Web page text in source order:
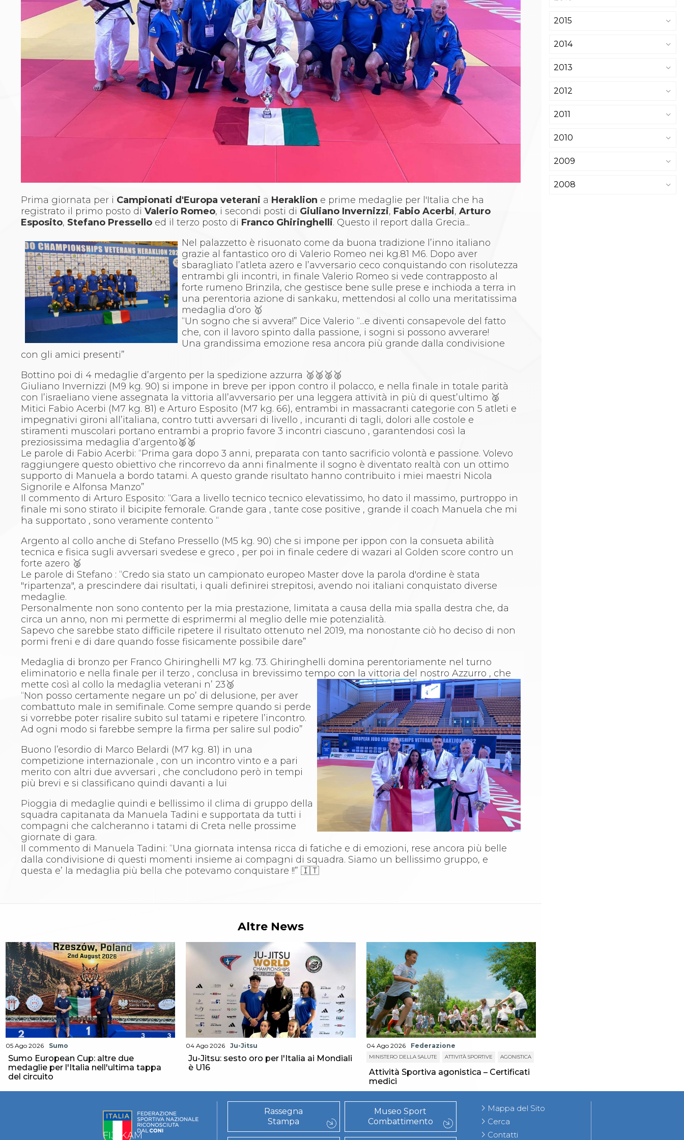
Archivio eventi
Dove siamo
Comitati Regionali
Società
La Federazione
Cerca Società Sportive
Media
Rassegna stampa
Pubblicazioni FIJLKAM
Libreria FIJLKAM
Galleria Fotografica
Trasparenza
FIJLKAM trasparente
Amministrazione
Avvisi
Gare d’Appalto
Judo
La disciplina
News
Attività Didattica
Gare e Risultati
Albi Federali
Arbitri
Lotta
News
Gare e Risultati
Albi Federali
Karate
La disciplina
News
Gare e Risultati
Attività Didattica
Albi Federali
Arti marziali
Aikido
Ju Jitsu
Sumo
Capoeira
Grappling
BJJ
S'istrumpa
News
Calendario Attività
Difesa Personale MGA
La disciplina
Merchandising
Mappa del sito
Cerca
Contatti
Cookies Accept
Newsletter
Catalogo formativo
Webinar
Corsi Monotematici
Corsi di Specializzazione
Corsi FIJLKAM-FISDIR
Corsi Preparatore Fisico
Edutraining class - Didattica infantile
Corso dirigenti sportivi
Corso Direttore di Gara
Abilitazioni
Sportello Fiscale
News
Modulistica
Quesiti fiscali
Sostenibilità
Documenti
Prima giornata per i Campionati d'Europa veterani a Heraklion e prime medaglie per l'Italia che ha
registrato il primo posto diValerio Romeo, i secondi posti di Giuliano Invernizzi, Fabio Acerbi,Arturo
Esposito, Stefano Pressello ed il terzo posto di Franco Ghiringhelli. Questo il report dalla Grecia...
Nel palazzetto è risuonato come da buona tradizione l’inno italiano
grazie al fantastico oro di Valerio Romeo nei kg.81 M6. Dopo aver
sbaragliato l’atleta azero e l’avversario ceco conquistando con risolutezza
entrambi gli incontri, in finale Valerio Romeo si vede contrapposto al
forte rumeno Brinzila, che gestisce bene sulle prese e inchioda a terra in
una perentoria azione di sankaku, mettendosi al collo una meritatissima
medaglia d’oro 🥇
“Un sogno che si avvera!” Dice Valerio “...e diventi consapevole del fatto
che, con il lavoro spinto dalla passione, i sogni si possono avverare!
Una grandissima emozione resa ancora più grande dalla condivisione
con gli amici presenti”
Bottino poi di 4 medaglie d’argento per la spedizione azzurra 🥈🥈🥈🥈
Giuliano Invernizzi (M9 kg. 90) si impone in breve per ippon contro il polacco, e nella finale in totale parità
con l’israeliano viene assegnata la vittoria all’avversario per una leggera attività in più di quest’ultimo 🥈
Mitici Fabio Acerbi (M7 kg. 81) e Arturo Esposito (M7 kg. 66), entrambi in massacranti categorie con 5 atleti e
impegnativi gironi all’italiana, contro tutti avversari di livello , incuranti di tagli, dolori alle costole e
stiramenti muscolari portano entrambi a proprio favore 3 incontri ciascuno , garantendosi così la
preziosissima medaglia d’argento🥈🥈
Le parole di Fabio Acerbi: “Prima gara dopo 3 anni, preparata con tanto sacrificio volontà e passione. Volevo
raggiungere questo obiettivo che rincorrevo da anni finalmente il sogno è diventato realtà con un ottimo
supporto di Manuela a bordo tatami. A questo grande risultato hanno contribuito i miei maestri Nicola
Signorile e Alfonsa Manzo”
Il commento di Arturo Esposito: “Gara a livello tecnico tecnico elevatissimo, ho dato il massimo, purtroppo in
finale mi sono stirato il bicipite femorale. Grande gara , tante cose positive , grande il coach Manuela che mi
ha supportato , sono veramente contento “
Argento al collo anche di Stefano Pressello (M5 kg. 90) che si impone per ippon con la consueta abilità
tecnica e fisica sugli avversari svedese e greco , per poi in finale cedere di wazari al Golden score contro un
forte azero 🥈
Le parole di Stefano : “Credo sia stato un campionato europeo Master dove la parola d'ordine è stata
"ripartenza", a prescindere dai risultati, i quali definirei strepitosi, avendo noi italiani conquistato diverse
medaglie.
Personalmente non sono contento per la mia prestazione, limitata a causa della mia spalla destra che, da
circa un anno, non mi permette di esprimermi al meglio delle mie potenzialità.
Sapevo che sarebbe stato difficile ripetere il risultato ottenuto nel 2019, ma nonostante ciò ho deciso di non
pormi freni e di dare quando fosse fisicamente possibile dare”
Medaglia di bronzo per Franco Ghiringhelli M7 kg. 73. Ghiringhelli domina perentoriamente nel turno
eliminatorio e nella finale per il terzo , conclusa in brevissimo tempo con la vittoria del nostro Azzurro , che
mette così al collo la medaglia veterani n’ 23🥉
“Non posso certamente negare un po’ di delusione, per aver
combattuto male in semifinale. Come sempre quando si perde
si vorrebbe poter risalire subito sul tatami e ripetere l’incontro.
Ad ogni modo si farebbe sempre la firma per salire sul podio”
Buono l’esordio di Marco Belardi (M7 kg. 81) in una
competizione internazionale , con un incontro vinto e a pari
merito con altri due avversari , che concludono però in tempi
più brevi e si classificano quindi davanti a lui
Pioggia di medaglie quindi e bellissimo il clima di gruppo della
squadra capitanata da Manuela Tadini e supportata da tutti i
compagni che calcheranno i tatami di Creta nelle prossime
giornate di gara.
Il commento di Manuela Tadini: “Una giornata intensa ricca di fatiche e di emozioni, rese ancora più belle
dalla condivisione di questi momenti insieme ai compagni di squadra. Siamo un bellissimo gruppo, e
questa e’ la medaglia più bella che potevamo conquistare !!” 🇮🇹
Altre News
05 Ago 2026 Sumo
Sumo European Cup: altre due
medaglie per l'Italia nell'ultima tappa
del circuito
04 Ago 2026 Ju-Jitsu
Ju-Jitsu: sesto oro per l'Italia ai Mondiali
è U16
04 Ago 2026 Federazione
MINISTERO DELLA SALUTE ATTIVITÀ SPORTIVE AGONISTICA
Attività Sportiva agonistica – Certificati
medici
2015
2014
2013
2012
2011
2010
2009
2008
FIJLKAM
Rassegna
Stampa
Museo Sport
Combattimento
Mappa del Sito
Cerca
Contatti